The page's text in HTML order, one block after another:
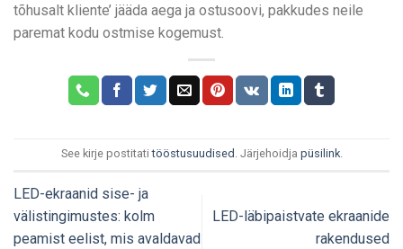
tõhusalt kliente’ jääda aega ja ostusoovi, pakkudes neile
paremat kodu ostmise kogemust.
See kirje postitatitööstusuudised . Järjehoidja püsilink.
LED-ekraanid sise- ja
välistingimustes: kolm
peamist eelist, mis avaldavad
LED-läbipaistvate ekraanide
rakendused